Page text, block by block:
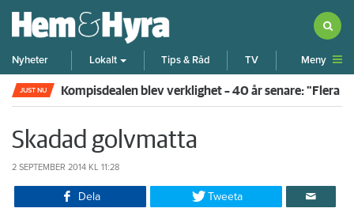
Nyheter Lokalt Tips & Råd TV Meny
JUST NU Kompisdealen blev verklighet – 40 år senare: "Flera
Skadad golvmatta
2 SEPTEMBER 2014 KL 11:28
Dela Tweeta